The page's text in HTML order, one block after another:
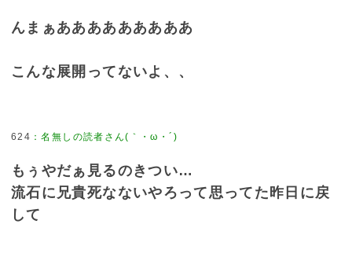
んまぁあああああああああ
こんな展開ってないよ、、
624 ：名無しの読者さん(｀・ω・´)
もぅやだぁ見るのきつい…
流石に兄貴死なないやろって思ってた昨日に戻
して